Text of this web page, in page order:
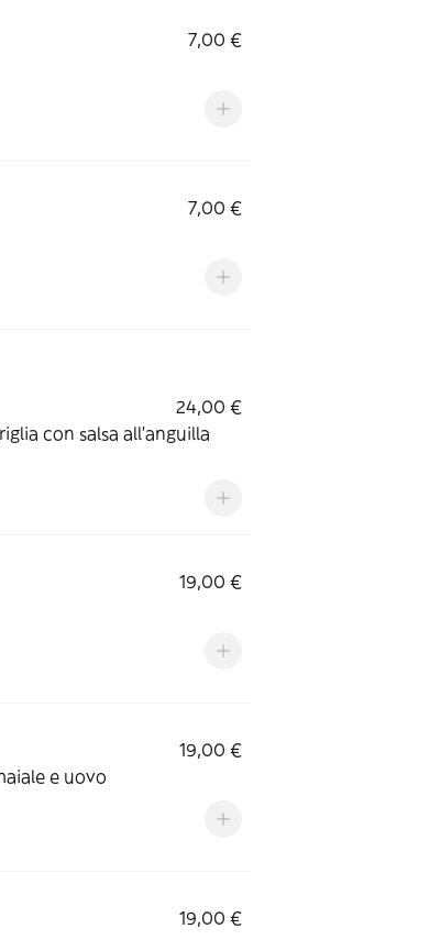
7,00 €
7,00 €
24,00 €
con salsa all'anguilla
19,00 €
19,00 €
e uovo
19,00 €